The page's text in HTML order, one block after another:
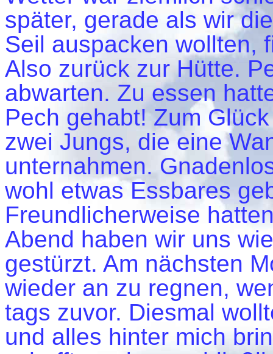
später, gerade als wir
Seil auspacken wollten,
Also zurück zur Hütte.
abwarten. Zu essen
Pech gehabt! Zum
zwei Jungs, die eine
unternahmen.
wohl etwas Essbares
Freundlicherweise
Abend haben wir uns
gestürzt. Am nächsten
wieder an zu regnen,
tags zuvor. Diesmal
und alles hinter mich